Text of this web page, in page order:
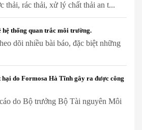
thải, rác thải, xử lý chất thải an t...
hệ thống quan trắc môi trường.
dõi nhiều bài báo, đặc biệt những
hại do Formosa Hà Tĩnh gây ra được công
do Bộ trưởng Bộ Tài nguyên Môi